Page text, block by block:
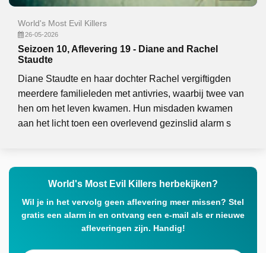
World's Most Evil Killers
26-05-2026
Seizoen 10, Aflevering 19 - Diane and Rachel
Staudte
Diane Staudte en haar dochter Rachel vergiftigden
meerdere familieleden met antivries, waarbij twee van
hen om het leven kwamen. Hun misdaden kwamen
aan het licht toen een overlevend gezinslid alarm s
World's Most Evil Killers herbekijken?
Wil je in het vervolg geen aflevering meer missen? Stel
gratis een alarm in en ontvang een e-mail als er nieuwe
afleveringen zijn. Handig!